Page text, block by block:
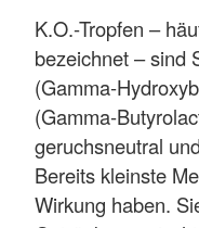
K.O.-Tropfen –
bezeichnet – sind
(Gamma-
(Gamma-
geruchsneutral
Bereits kleinste
Wirkung haben.